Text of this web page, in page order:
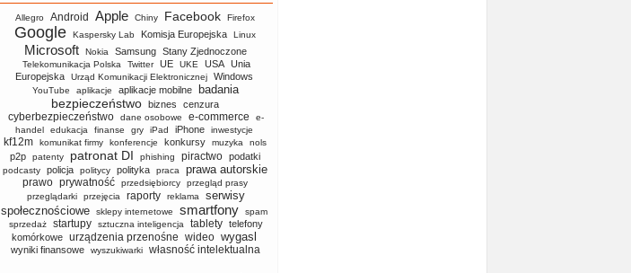
Allegro Android Apple Chiny Facebook Firefox
Google Kaspersky Lab Komisja Europejska Linux
Microsoft Nokia Samsung Stany Zjednoczone
Telekomunikacja Polska Twitter UE UKE USA
Unia
Europejska
Urząd Komunikacji Elektronicznej Windows
YouTube aplikacje aplikacje mobilne badania
bezpieczeństwo biznes cenzura
cyberbezpieczeństwo dane osobowe e-commerce
e-
handel
edukacja finanse gry iPad iPhone inwestycje
kf12m komunikat firmy konferencje konkursy muzyka nols
p2p patenty patronat DI phishing piractwo podatki
podcasty policja politycy polityka praca prawa autorskie
prawo prywatność przedsiębiorcy
przegląd prasy
przeglądarki
przejęcia raporty reklama
serwisy
społecznościowe
sklepy internetowe smartfony
spam
sprzedaż
startupy sztuczna inteligencja tablety telefony
komórkowe urządzenia przenośne wideo wygasl
wyniki finansowe wyszukiwarki własność intelektualna